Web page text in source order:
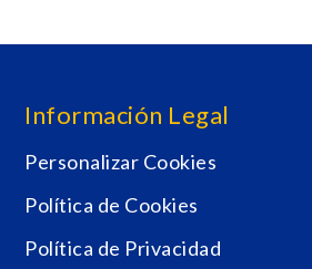
Información Legal
Personalizar Cookies
Política de Cookies
Política de Privacidad